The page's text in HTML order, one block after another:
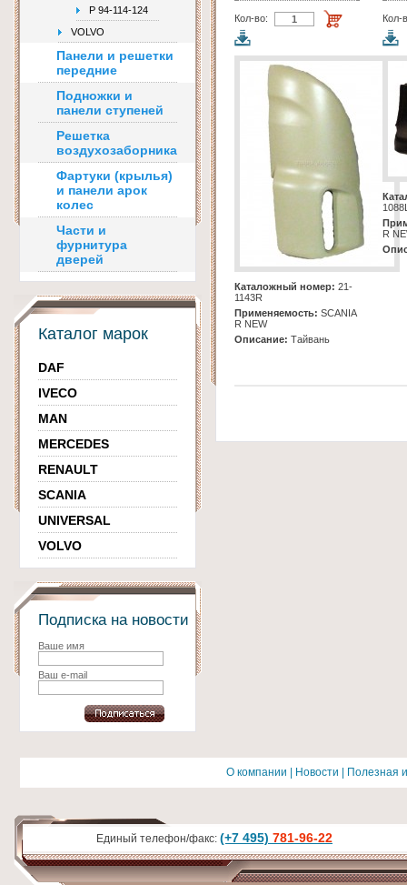
Р 94-114-124
VOLVO
Панели и решетки
передние
Подножки и
панели ступеней
Решетка
воздухозаборника
Фартуки (крылья)
и панели арок
колес
Части и
фурнитура
дверей
Каталог марок
DAF
IVECO
MAN
MERCEDES
RENAULT
SCANIA
UNIVERSAL
VOLVO
Подписка на новости
Ваше имя
Ваш e-mail
Кол-во:
Каталожный номер: 21-
1143R
Применяемость: SCANIA
R NEW
Описание: Тайвань
Кол-
R
О компании Новости Полезная
Единый телефон/факс: (+7 495) 781-96-22